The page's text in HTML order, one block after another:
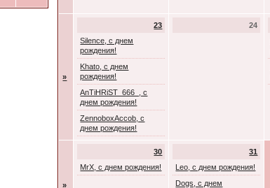
»
23
Silence, с днем
рождения!
Khato, с днем
рождения!
AnTiHRiST_666_, с
днем рождения!
ZennoboxAccob, с
днем рождения!
24
»
30
MrX, с днем рождения!
31
Leo, с днем рождения!
Dogs, с днем